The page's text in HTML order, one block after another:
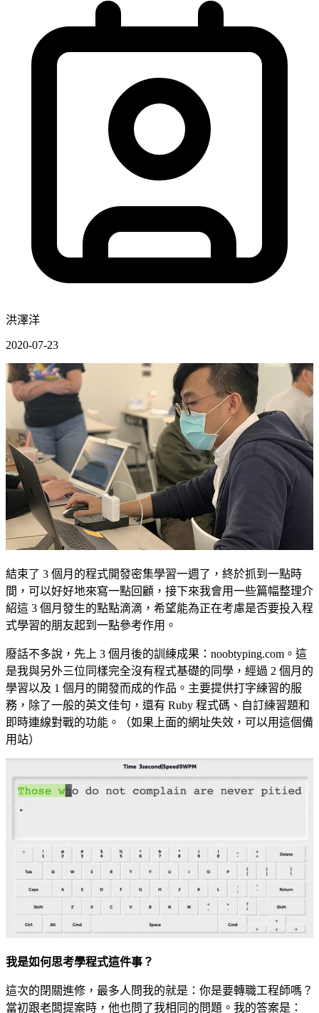
洪澤洋
2020-07-23
結束了 3 個月的程式開發密集學習一週了，終於抓到一點時
間，可以好好地來寫一點回顧，接下來我會用一些篇幅整理介
紹這 3 個月發生的點點滴滴，希望能為正在考慮是否要投入程
式學習的朋友起到一點參考作用。
廢話不多說，先上 3 個月後的訓練成果： noobtyping.com 。這
是我與另外三位同樣完全沒有程式基礎的同學，經過 2 個月的
學習以及 1 個月的開發而成的作品。主要提供打字練習的服
務，除了一般的英文佳句，還有 Ruby 程式碼、自訂練習題和
即時連線對戰的功能。（如果上面的網址失效，可以用這個備
用站）
我是如何思考學程式這件事？
這次的閉關進修，最多人問我的就是：你是要轉職工程師嗎？
當初跟老闆提案時，他也問了我相同的問題。我的答案是：